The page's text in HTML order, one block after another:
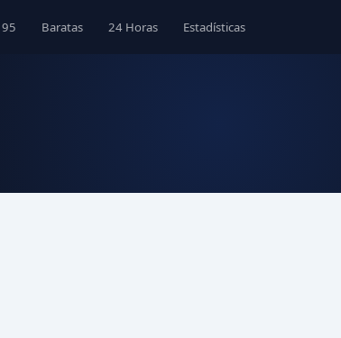
Baratas 24 Horas Estadísticas